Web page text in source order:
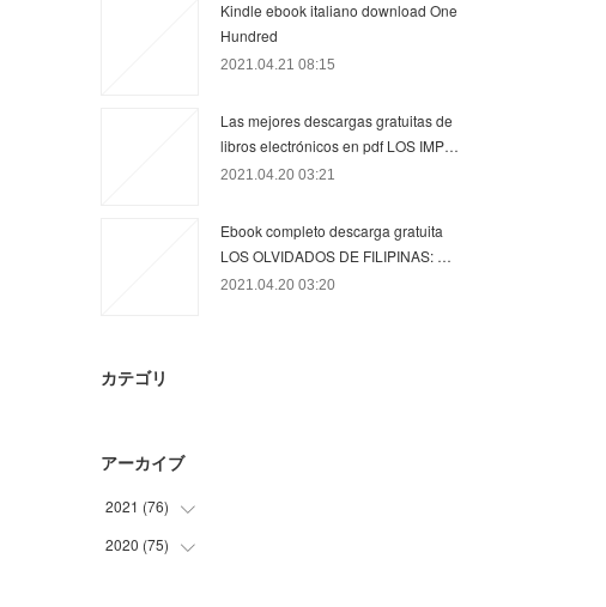
Kindle ebook italiano download One
Hundred
2021.04.21 08:15
Las mejores descargas gratuitas de
libros electrónicos en pdf LOS IMP…
2021.04.20 03:21
Ebook completo descarga gratuita
LOS OLVIDADOS DE FILIPINAS: …
2021.04.20 03:20
カテゴリ
アーカイブ
2021 (76)
(18
)
2020 (75)